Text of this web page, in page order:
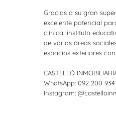
Gracias a su gran
excelente potencial
clínica, instituto
de varias áreas
espacios exteriores
CASTELLÓ
WhatsApp: 092 200 934
Instagram: